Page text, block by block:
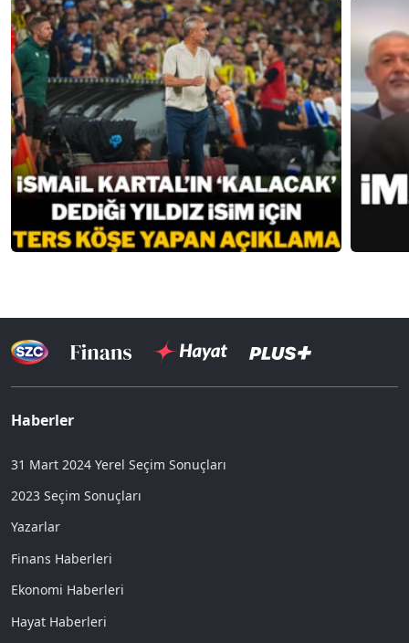
Haberler
31 Mart 2024 Yerel Seçim Sonuçları
2023 Seçim Sonuçları
Yazarlar
Finans Haberleri
Ekonomi Haberleri
Hayat Haberleri